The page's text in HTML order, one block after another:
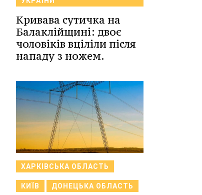
Кривава сутичка на
Балаклійщині: двоє
чоловіків вціліли після
нападу з ножем.
ХАРКІВСЬКА ОБЛАСТЬ
КИЇВ ДОНЕЦЬКА ОБЛАСТЬ